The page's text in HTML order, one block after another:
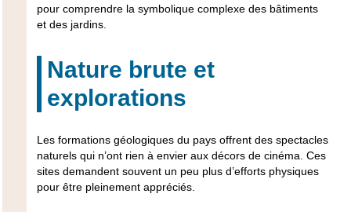
pour comprendre la symbolique complexe des bâtiments
et des jardins.
Nature brute et
explorations
Les formations géologiques du pays offrent des spectacles
naturels qui n’ont rien à envier aux décors de cinéma. Ces
sites demandent souvent un peu plus d’efforts physiques
pour être pleinement appréciés.